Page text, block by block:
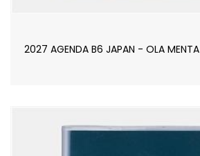
2027 AGENDA B6 JAPAN - OLA MENTA